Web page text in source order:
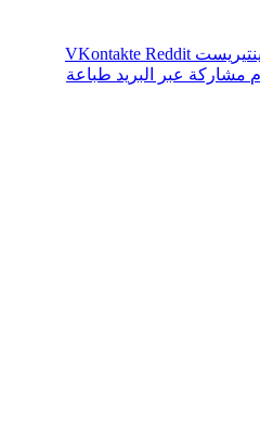
مشاركة عبر البريد طباعة